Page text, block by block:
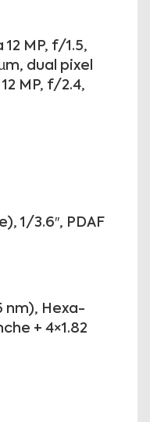
MP, f/1.5,
dual pixel
MP, f/2.4,
1/3.6″, PDAF
nm), Hexa-
+ 4×1.82